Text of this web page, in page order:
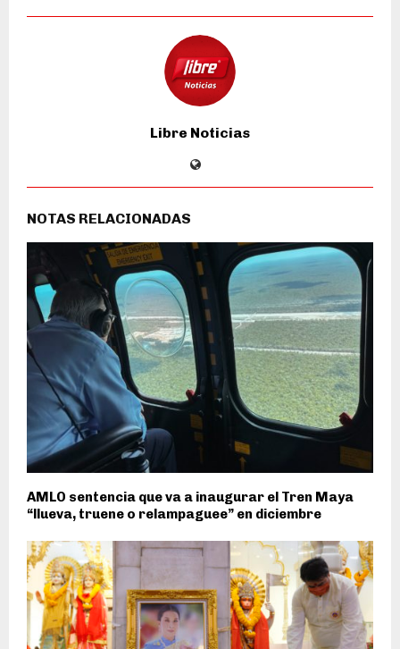
Libre Noticias
NOTAS RELACIONADAS
AMLO sentencia que va a inaugurar el Tren Maya
“llueva, truene o relampaguee” en diciembre